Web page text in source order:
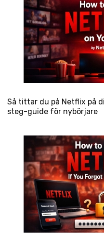
Så tittar du på Netflix på
steg-guide för nybörjare